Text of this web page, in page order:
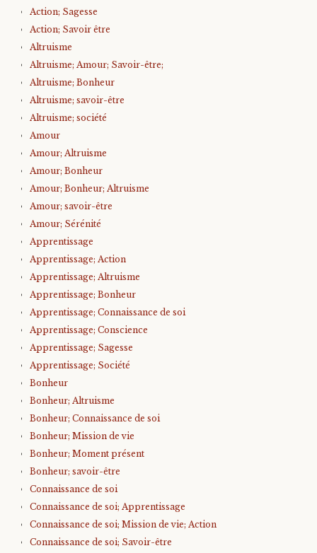
Action; Sagesse
Action; Savoir être
Altruisme
Altruisme; Amour; Savoir-être;
Altruisme; Bonheur
Altruisme; savoir-être
Altruisme; société
Amour
Amour; Altruisme
Amour; Bonheur
Amour; Bonheur; Altruisme
Amour; savoir-être
Amour; Sérénité
Apprentissage
Apprentissage; Action
Apprentissage; Altruisme
Apprentissage; Bonheur
Apprentissage; Connaissance de soi
Apprentissage; Conscience
Apprentissage; Sagesse
Apprentissage; Société
Bonheur
Bonheur; Altruisme
Bonheur; Connaissance de soi
Bonheur; Mission de vie
Bonheur; Moment présent
Bonheur; savoir-être
Connaissance de soi
Connaissance de soi; Apprentissage
Connaissance de soi; Mission de vie; Action
Connaissance de soi; Savoir-être